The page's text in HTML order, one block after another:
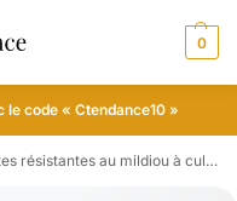
0
le code « Ctendance10 »
au mildiou à cultiver dans votre potager